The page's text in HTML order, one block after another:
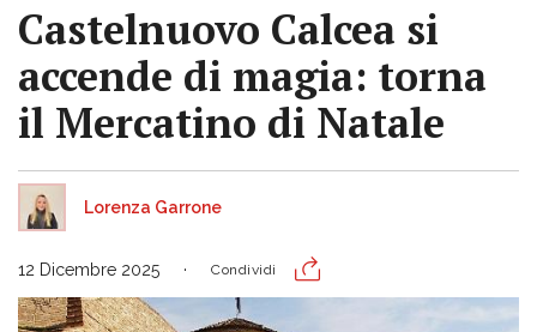
Castelnuovo Calcea si
accende di magia: torna
il Mercatino di Natale
Lorenza Garrone
12 Dicembre 2025 Condividi